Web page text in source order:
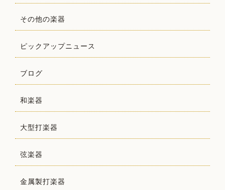
その他の楽器
ピックアップニュース
ブログ
和楽器
大型打楽器
弦楽器
金属製打楽器